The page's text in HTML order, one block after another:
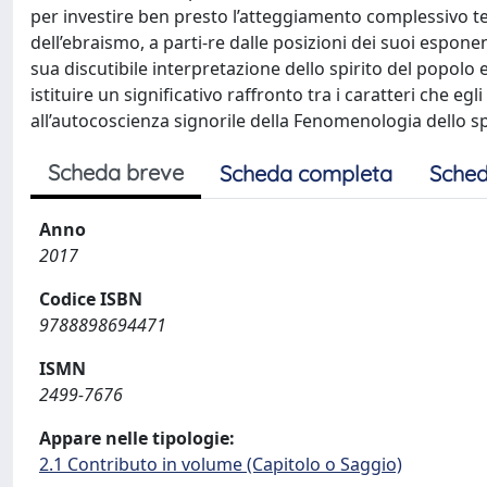
per investire ben presto l’atteggiamento
dell’ebraismo, a parti-re dalle posizioni dei suoi
sua discutibile interpretazione dello spirito del popolo
istituire un significativo raffronto tra i caratteri che
all’autocoscienza signorile della Fenomenologia dello
Scheda breve Scheda completa
Anno
2017
Codice ISBN
9788898694471
ISMN
2499-7676
Appare nelle tipologie:
2.1 Contributo in volume (Capitolo o Saggio)